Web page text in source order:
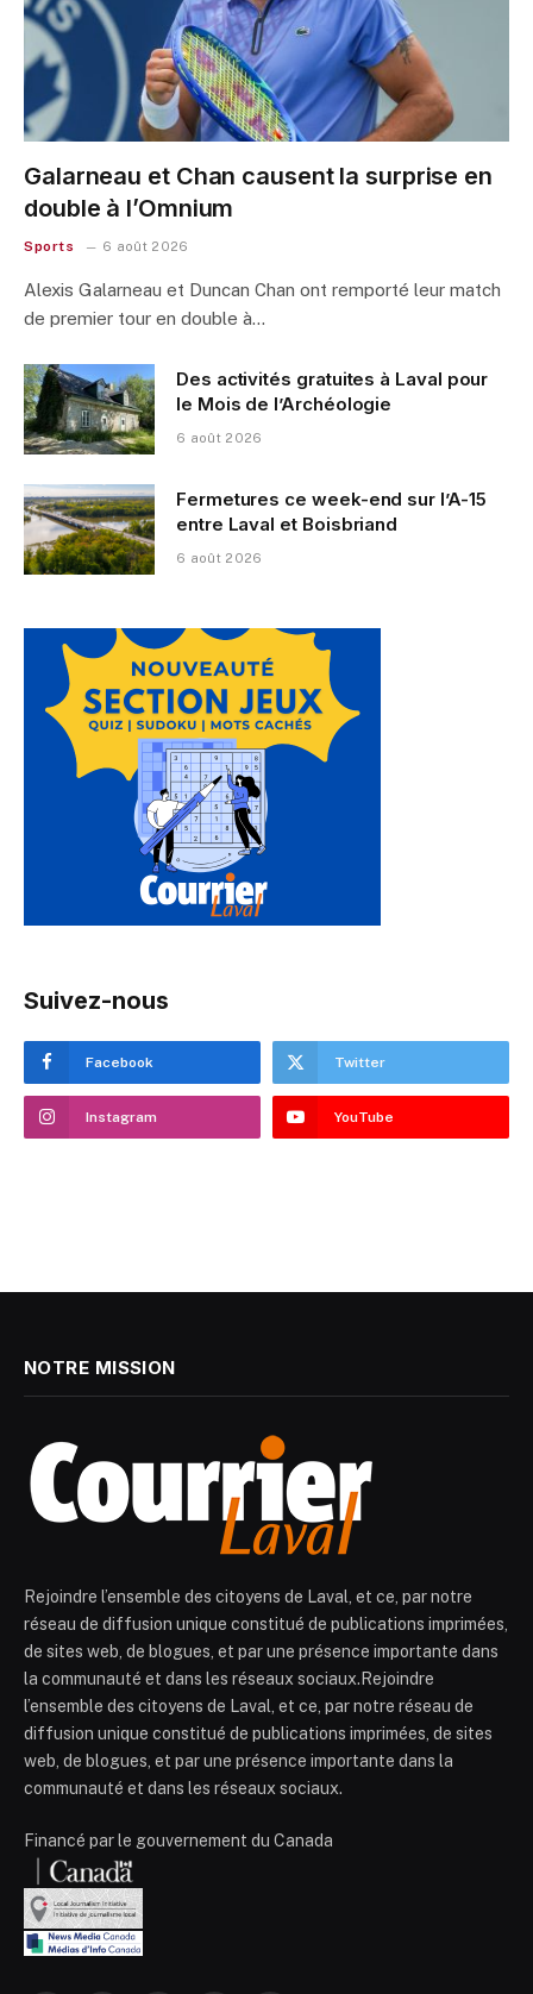
Galarneau et Chan causent la surprise en
double à l’Omnium
Sports 6 août 2026
Alexis Galarneau et Duncan Chan ont remporté leur match
de premier tour en double à…
Des activités gratuites à Laval pour
le Mois de l’Archéologie
6 août 2026
Fermetures ce week-end sur l’A-15
entre Laval et Boisbriand
6 août 2026
Suivez-nous
Facebook Twitter
Instagram YouTube
NOTRE MISSION
Rejoindre l’ensemble des citoyens de Laval, et ce, par notre
réseau de diffusion unique constitué de publications imprimées,
de sites web, de blogues, et par une présence importante dans
la communauté et dans les réseaux sociaux.Rejoindre
l’ensemble des citoyens de Laval, et ce, par notre réseau de
diffusion unique constitué de publications imprimées, de sites
web, de blogues, et par une présence importante dans la
communauté et dans les réseaux sociaux.
Financé par le gouvernement du Canada